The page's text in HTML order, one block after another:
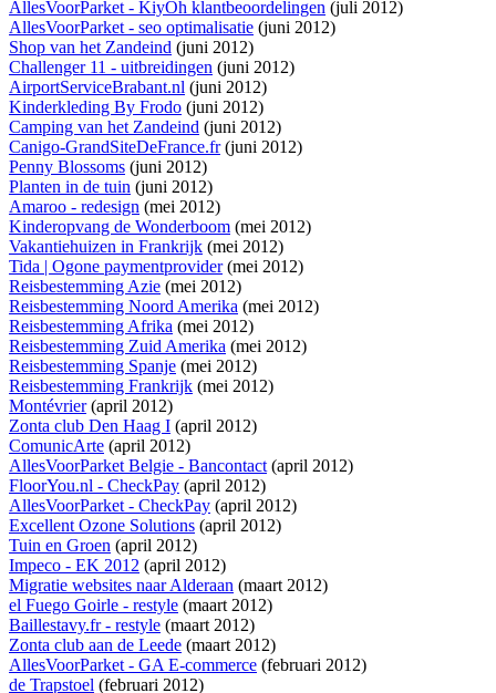
AllesVoorParket - KiyOh klantbeoordelingen (juli 2012)
AllesVoorParket - seo optimalisatie (juni 2012)
Shop van het Zandeind (juni 2012)
Challenger 11 - uitbreidingen (juni 2012)
AirportServiceBrabant.nl (juni 2012)
Kinderkleding By Frodo (juni 2012)
Camping van het Zandeind (juni 2012)
Canigo-GrandSiteDeFrance.fr(juni 2012)
Penny Blossoms (juni 2012)
Planten in de tuin (juni 2012)
Amaroo - redesign (mei 2012)
Kinderopvang de Wonderboom (mei 2012)
Vakantiehuizen in Frankrijk (mei 2012)
Tida | Ogone paymentprovider(mei 2012)
Reisbestemming Azie (mei 2012)
Reisbestemming Noord Amerika (mei 2012)
Reisbestemming Afrika (mei 2012)
Reisbestemming Zuid Amerika (mei 2012)
Reisbestemming Spanje (mei 2012)
Reisbestemming Frankrijk (mei 2012)
Montévrier(april 2012)
Zonta club Den Haag I (april 2012)
ComunicArte (april 2012)
AllesVoorParket Belgie - Bancontact(april 2012)
FloorYou.nl - CheckPay (april 2012)
AllesVoorParket - CheckPay (april 2012)
Excellent Ozone Solutions (april 2012)
Tuin en Groen (april 2012)
Impeco - EK 2012 (april 2012)
Migratie websites naar Alderaan (maart 2012)
el Fuego Goirle - restyle (maart 2012)
Baillestavy.fr - restyle (maart 2012)
Zonta club aan de Leede (maart 2012)
AllesVoorParket - GA E-commerce (februari 2012)
de Trapstoel (februari 2012)